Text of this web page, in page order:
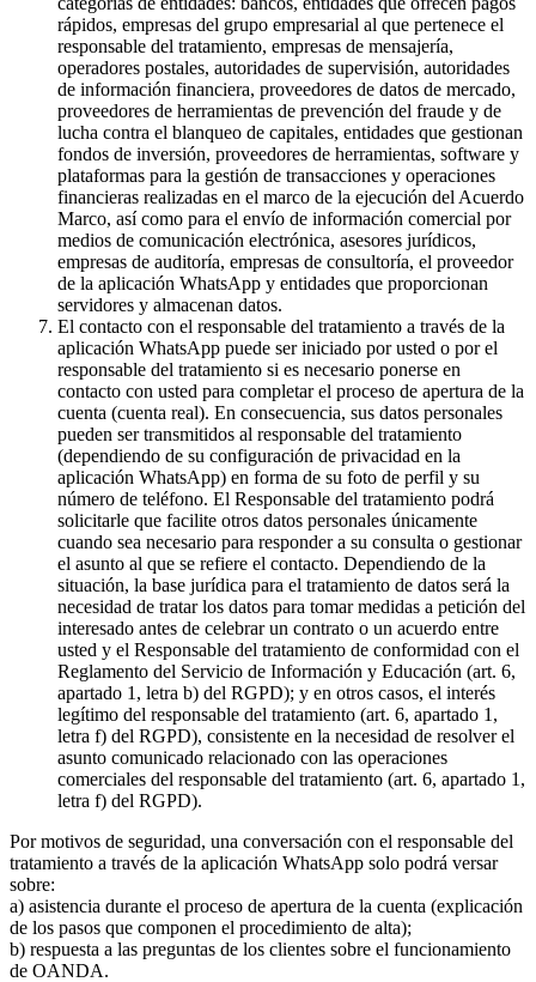
rápidos, empresas del grupo empresarial al que pertenece el
responsable del tratamiento, empresas de mensajería,
operadores postales, autoridades de supervisión, autoridades
de información financiera, proveedores de datos de mercado,
proveedores de herramientas de prevención del fraude y de
lucha contra el blanqueo de capitales, entidades que gestionan
fondos de inversión, proveedores de herramientas, software y
plataformas para la gestión de transacciones y operaciones
financieras realizadas en el marco de la ejecución del Acuerdo
Marco, así como para el envío de información comercial por
medios de comunicación electrónica, asesores jurídicos,
empresas de auditoría, empresas de consultoría, el proveedor
de la aplicación WhatsApp y entidades que proporcionan
servidores y almacenan datos.
El contacto con el responsable del tratamiento a través de la
aplicación WhatsApp puede ser iniciado por usted o por el
responsable del tratamiento si es necesario ponerse en
contacto con usted para completar el proceso de apertura de la
cuenta (cuenta real). En consecuencia, sus datos personales
pueden ser transmitidos al responsable del tratamiento
(dependiendo de su configuración de privacidad en la
aplicación WhatsApp) en forma de su foto de perfil y su
número de teléfono. El Responsable del tratamiento podrá
solicitarle que facilite otros datos personales únicamente
cuando sea necesario para responder a su consulta o gestionar
el asunto al que se refiere el contacto. Dependiendo de la
situación, la base jurídica para el tratamiento de datos será la
necesidad de tratar los datos para tomar medidas a petición del
interesado antes de celebrar un contrato o un acuerdo entre
usted y el Responsable del tratamiento de conformidad con el
Reglamento del Servicio de Información y Educación (art. 6,
apartado 1, letra b) del RGPD); y en otros casos, el interés
legítimo del responsable del tratamiento (art. 6, apartado 1,
letra f) del RGPD), consistente en la necesidad de resolver el
asunto comunicado relacionado con las operaciones
comerciales del responsable del tratamiento (art. 6, apartado 1,
letra f) del RGPD).
Por motivos de seguridad, una conversación con el responsable del
tratamiento a través de la aplicación WhatsApp solo podrá versar
sobre:
a) asistencia durante el proceso de apertura de la cuenta (explicación
de los pasos que componen el procedimiento de alta);
b) respuesta a las preguntas de los clientes sobre el funcionamiento
de OANDA.